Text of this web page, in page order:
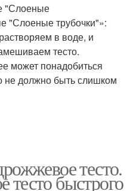
"Слоеные
"Слоеные трубочки"»:
в воде, и
тесто.
может понадобиться
не должно быть слишком
тесто.
быстрого